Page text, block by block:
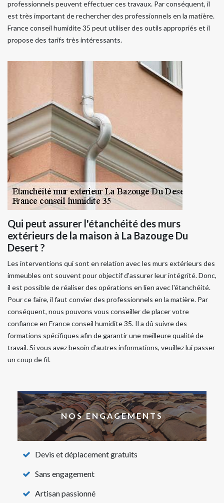
professionnels peuvent effectuer ces travaux. Par conséquent, il
est très important de rechercher des professionnels en la matière.
France conseil humidite 35 peut utiliser des outils appropriés et il
propose des tarifs très intéressants.
Qui peut assurer l'étanchéité des murs
extérieurs de la maison à La Bazouge Du
Desert ?
Les interventions qui sont en relation avec les murs extérieurs des
immeubles ont souvent pour objectif d'assurer leur intégrité. Donc,
il est possible de réaliser des opérations en lien avec l'étanchéité.
Pour ce faire, il faut convier des professionnels en la matière. Par
conséquent, nous pouvons vous conseiller de placer votre
confiance en France conseil humidite 35. Il a dû suivre des
formations spécifiques afin de garantir une meilleure qualité de
travail. Si vous avez besoin d'autres informations, veuillez lui passer
un coup de fil.
NOS ENGAGEMENTS
Devis et déplacement gratuits
Sans engagement
Artisan passionné